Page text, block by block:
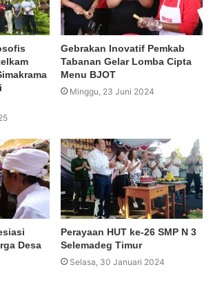
Gebrakan Inovatif Pemkab
Tabanan Gelar Lomba Cipta
Menu BJOT
Minggu, 23 Juni 2024
Desa
Perayaan HUT ke-26 SMP N 3
Selemadeg Timur
Selasa, 30 Januari 2024